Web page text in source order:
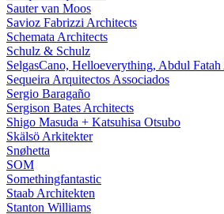
Sauter van Moos
Savioz Fabrizzi Architects
Schemata Architects
Schulz & Schulz
SelgasCano, Helloeverything, Abdul Fatah
Sequeira Arquitectos Associados
Sergio Baragaño
Sergison Bates Architects
Shigo Masuda + Katsuhisa Otsubo
Skälsö Arkitekter
Snøhetta
SOM
Somethingfantastic
Staab Architekten
Stanton Williams